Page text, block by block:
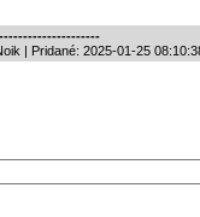
| Pridané: 2025-01-25